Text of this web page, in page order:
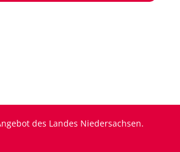
des Landes Niedersachsen.